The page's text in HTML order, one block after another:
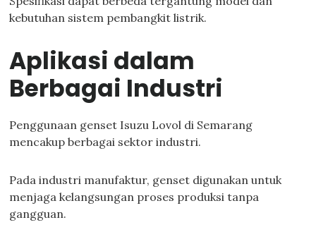
kebutuhan sistem pembangkit listrik.
Aplikasi dalam
Berbagai Industri
Penggunaan genset Isuzu Lovol di Semarang
mencakup berbagai sektor industri.
Pada industri manufaktur, genset digunakan untuk
menjaga kelangsungan proses produksi tanpa
gangguan.